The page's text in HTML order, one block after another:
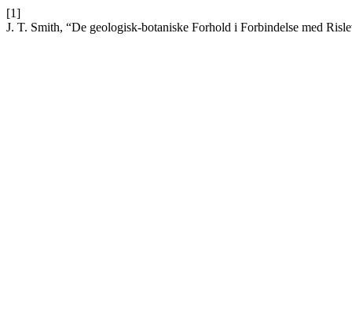
[1]
J. T. Smith, “De geologisk-botaniske Forhold i Forbindelse med